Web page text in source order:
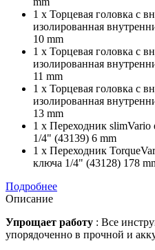
1 x Торцевая головка с
изолированная
10 mm
1 x Торцевая головка с
изолированная
11 mm
1 x Торцевая головка с
изолированная
13 mm
1 x Переходник slimVario
1/4" (43139) 6 mm
1 x Переходник
ключа 1/4" (43128) 178
Подробнее
Описание
Упрощает работу : Все
упорядоченно в прочной и